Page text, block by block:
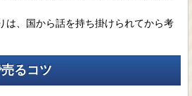
は、国から話を持ち掛けられてから考
るコツ